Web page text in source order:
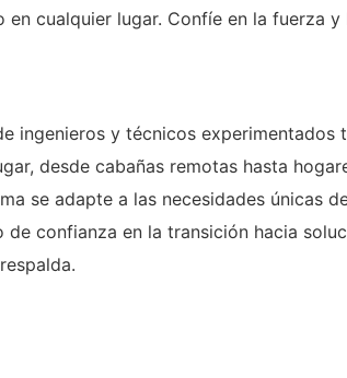
cualquier lugar. Confíe en la fuerza
ingenieros y técnicos experimentados
desde cabañas remotas hasta
se adapte a las necesidades únicas
confianza en la transición hacia